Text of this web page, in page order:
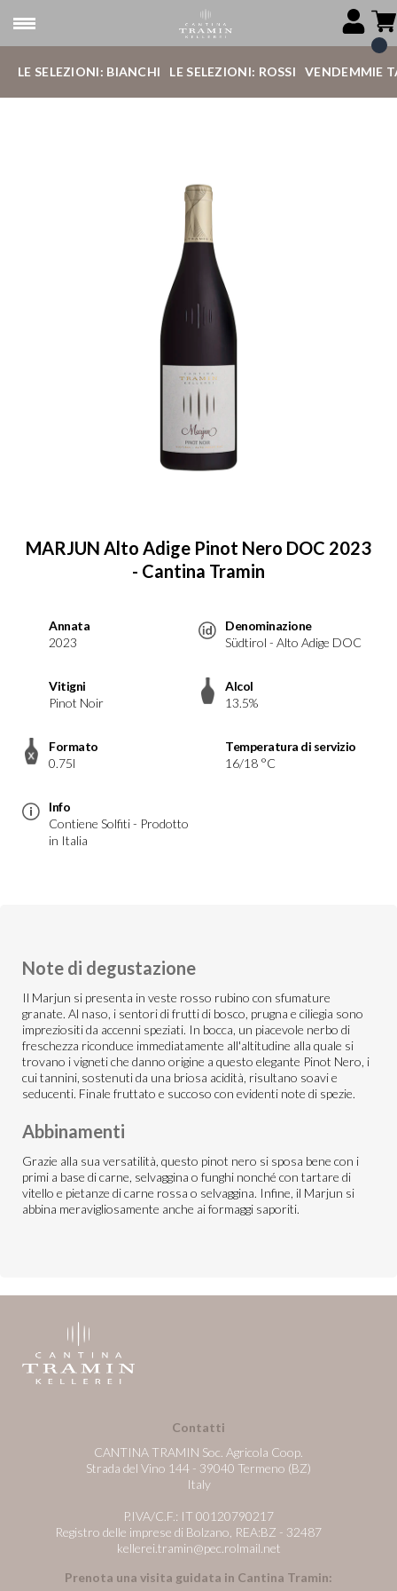
LE SELEZIONI: BIANCHI LE SELEZIONI: ROSSI VENDEMMIE
MARJUN Alto Adige Pinot Nero DOC 2023
- Cantina Tramin
Annata
2023
Denominazione
Südtirol - Alto Adige DOC
Vitigni
Pinot Noir
Alcol
13.5%
Formato
0.75l
Temperatura di servizio
16/18 °C
Info
Contiene Solfiti - Prodotto
in Italia
Note di degustazione
Il Marjun si presenta in veste rosso rubino con sfumature
granate. Al naso, i sentori di frutti di bosco, prugna e ciliegia sono
impreziositi da accenni speziati. In bocca, un piacevole nerbo di
freschezza riconduce immediatamente all'altitudine alla quale si
trovano i vigneti che danno origine a questo elegante Pinot Nero, i
cui tannini, sostenuti da una briosa acidità, risultano soavi e
seducenti. Finale fruttato e succoso con evidenti note di spezie.
Abbinamenti
Grazie alla sua versatilità, questo pinot nero si sposa bene con i
primi a base di carne, selvaggina o funghi nonché con tartare di
vitello e pietanze di carne rossa o selvaggina. Infine, il Marjun si
abbina meravigliosamente anche ai formaggi saporiti.
Contatti
CANTINA TRAMIN Soc. Agricola Coop.
Strada del Vino 144 - 39040 Termeno (BZ)
Italy
P.IVA/C.F.: IT 00120790217
Registro delle imprese di Bolzano, REA:BZ - 32487
kellerei.tramin@pec.rolmail.net
Prenota una visita guidata in Cantina Tramin: